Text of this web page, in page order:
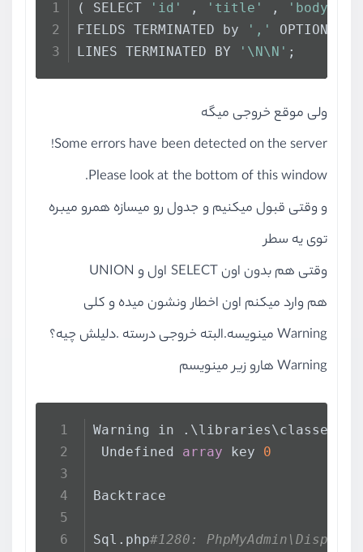
( SELECT 'id' , 'title' , 'body'
FIELDS TERMINATED by
','
LINES TERMINATED BY
'\N\N' ;
ولی موقع خروجی میگه
Some errors have been detected on the server!
Please look at the bottom of this window.
و وقتی قبول میکنیم و جدول رو میسازه همرو میبره
توی یه سطر
وقتی هم بدون اون SELECT اول و UNION
هم وارد میکنم اون اخطار ونشون میده و کلی
Warning مینویسه.البته خروجی درسته .دلیلش چیه؟
Warning هارو زیر مینویسم
Warning in
Undefined array key 0
Backtrace
Sql.php#1280: